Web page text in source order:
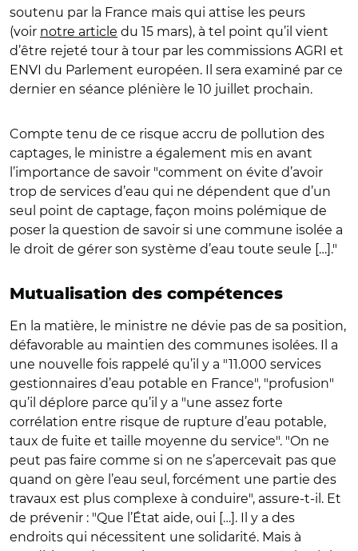
soutenu par la France mais qui attise les peurs
(voir notre article du 15 mars), à tel point qu’il vient
d’être rejeté tour à tour par les commissions AGRI et
ENVI du Parlement européen. Il sera examiné par ce
dernier en séance plénière le 10 juillet prochain.
Compte tenu de ce risque accru de pollution des
captages, le ministre a également mis en avant
l’importance de savoir "comment on évite d’avoir
trop de services d’eau qui ne dépendent que d’un
seul point de captage, façon moins polémique de
poser la question de savoir si une commune isolée a
le droit de gérer son système d’eau toute seule […]."
Mutualisation des compétences
En la matière, le ministre ne dévie pas de sa position,
défavorable au maintien des communes isolées. Il a
une nouvelle fois rappelé qu’il y a "11.000 services
gestionnaires d’eau potable en France", "profusion"
qu’il déplore parce qu’il y a "une assez forte
corrélation entre risque de rupture d’eau potable,
taux de fuite et taille moyenne du service". "On ne
peut pas faire comme si on ne s’apercevait pas que
quand on gère l’eau seul, forcément une partie des
travaux est plus complexe à conduire", assure-t-il. Et
de prévenir : "Que l’État aide, oui […]. Il y a des
endroits qui nécessitent une solidarité. Mais à